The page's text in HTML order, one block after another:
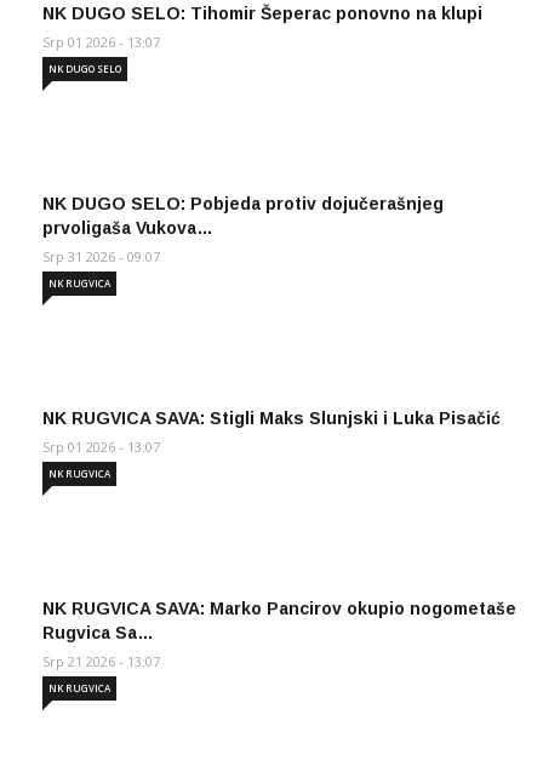
NK DUGO SELO: Tihomir Šeperac ponovno na klupi
Srp 01 2026 - 13:07
NK DUGO SELO: Pobjeda protiv dojučerašnjeg
prvoligaša Vukova…
NK DUGO SELO
Srp 31 2026 - 09:07
NK RUGVICA SAVA: Stigli Maks Slunjski i Luka Pisačić
NK RUGVICA
Srp 01 2026 - 13:07
NK RUGVICA SAVA: Marko Pancirov okupio nogometaše
Rugvica Sa…
NK RUGVICA
Srp 21 2026 - 13:07
NK RUGVICA